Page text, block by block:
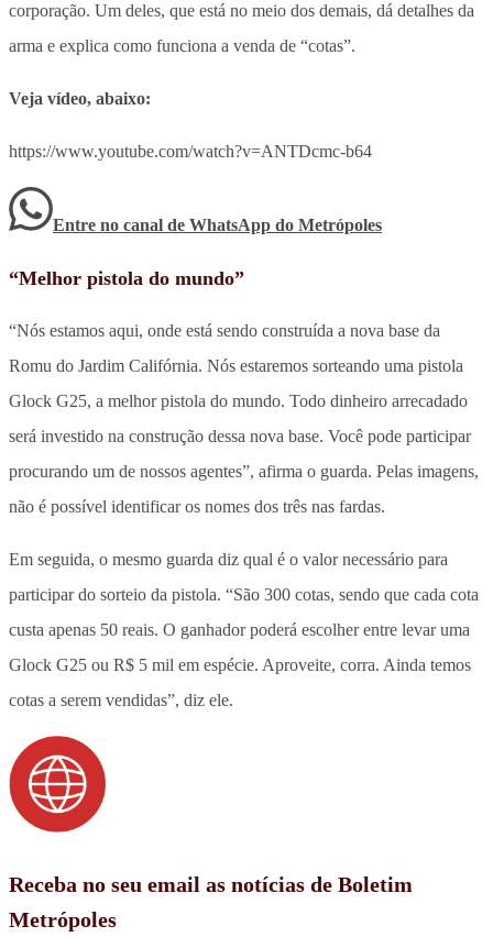
corporação. Um deles, que está no meio dos demais, dá detalhes da
arma e explica como funciona a venda de “cotas”.
Veja vídeo, abaixo:
https://www.youtube.com/watch?v=ANTDcmc-b64
Entre no canal de WhatsApp do Metrópoles
“Melhor pistola do mundo”
“Nós estamos aqui, onde está sendo construída a nova base da
Romu do Jardim Califórnia. Nós estaremos sorteando uma pistola
Glock G25, a melhor pistola do mundo. Todo dinheiro arrecadado
será investido na construção dessa nova base. Você pode participar
procurando um de nossos agentes”, afirma o guarda. Pelas imagens,
não é possível identificar os nomes dos três nas fardas.
Em seguida, o mesmo guarda diz qual é o valor necessário para
participar do sorteio da pistola. “São 300 cotas, sendo que cada cota
custa apenas 50 reais. O ganhador poderá escolher entre levar uma
Glock G25 ou R$ 5 mil em espécie. Aproveite, corra. Ainda temos
cotas a serem vendidas”, diz ele.
Receba no seu email as notícias de Boletim
Metrópoles